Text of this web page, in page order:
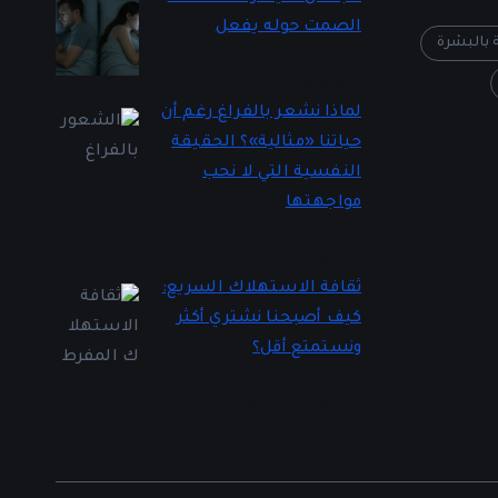
بالبشرة
الصمت حوله يفعل
لماذا نشعر بالفراغ رغم أن
حياتنا «مثالية»؟ الحقيقة
النفسية التي لا نحب
مواجهتها
ثقافة الاستهلاك السريع:
كيف أصبحنا نشتري أكثر
ونستمتع أقل؟